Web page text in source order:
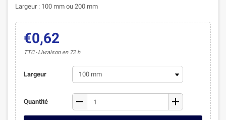
Largeur : 100 mm ou 200 mm
€0,62
TTC Livraison en 72 h
Largeur
Quantité remove add